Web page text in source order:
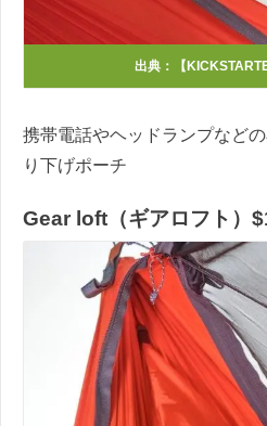
出典： 【
携帯電話やヘッドランプなど
り下げポーチ
Gear loft（ギアロフト）